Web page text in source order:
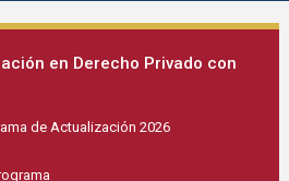
en Derecho Privado con
de Actualización 2026